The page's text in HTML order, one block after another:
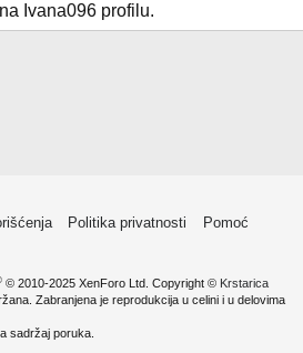
Ivana096 profilu.
Politika privatnosti
Pomoć
© 2010-2025 XenForo Ltd. Copyright © Krstarica
Zabranjena je reprodukcija u celini i u delovima
sadržaj poruka.